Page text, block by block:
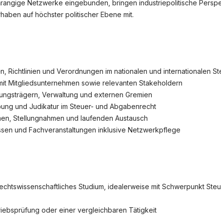
Netzwerke eingebunden, bringen industriepolitische
auf höchster politischer Ebene mit.
Richtlinien und Verordnungen im nationalen und internationalen
Mitgliedsunternehmen sowie relevanten Stakeholdern
Verwaltung und externen Gremien
und Judikatur im Steuer- und Abgabenrecht
Stellungnahmen und laufenden Austausch
und Fachveranstaltungen inklusive Netzwerkpflege
Studium, idealerweise mit Schwerpunkt
oder einer vergleichbaren Tätigkeit